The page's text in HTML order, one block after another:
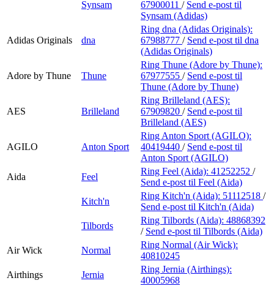
Synsam
67900011 / Send e-post til
Synsam (Adidas)
Adidas Originals dna
Ring dna (Adidas Originals):
67988777 / Send e-post til dna
(Adidas Originals)
Adore by Thune Thune
Ring Thune (Adore by Thune):
67977555 / Send e-post til
Thune (Adore by Thune)
AES Brilleland
Ring Brilleland (AES):
67909820 / Send e-post til
Brilleland (AES)
AGILO Anton Sport
Ring Anton Sport (AGILO):
40419440 / Send e-post til
Anton Sport (AGILO)
Aida
Feel
Ring Feel (Aida): 41252252 /
Send e-post til Feel (Aida)
Kitch'n
Ring Kitch'n (Aida): 51112518 /
Send e-post til Kitch'n (Aida)
Tilbords
Ring Tilbords (Aida): 48868392
/ Send e-post til Tilbords (Aida)
Air Wick
Normal
Ring Normal (Air Wick):
40810245
Airthings
Jernia
Ring Jernia (Airthings):
40005968